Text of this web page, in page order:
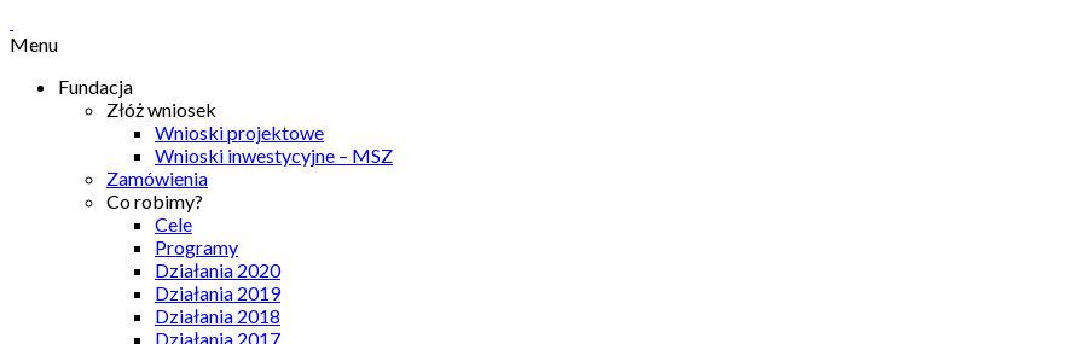
Menu
Fundacja
Złóż wniosek
Wnioski projektowe
Wnioski inwestycyjne – MSZ
Zamówienia
Co robimy?
Cele
Programy
Działania 2020
Działania 2019
Działania 2018
Działania 2017